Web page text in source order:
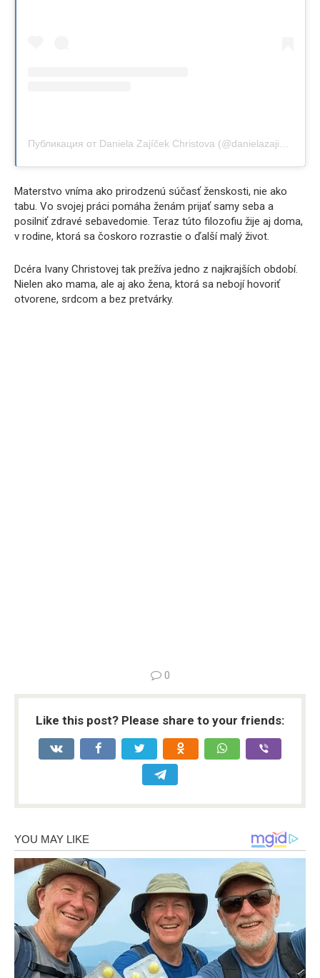
Публикация от Daniela Zajíček Christova (@danielazajicekchristova)
Materstvo vníma ako prirodzenú súčasť ženskosti, nie ako
tabu. Vo svojej práci pomáha ženám prijať samy seba a
posilniť zdravé sebavedomie. Teraz túto filozofiu žije aj doma,
v rodine, ktorá sa čoskoro rozrastie o ďalší malý život.
Dcéra Ivany Christovej tak prežíva jedno z najkrajších období.
Nielen ako mama, ale aj ako žena, ktorá sa nebojí hovoriť
otvorene, srdcom a bez pretvárky.
0
Like this post? Please share to your friends: